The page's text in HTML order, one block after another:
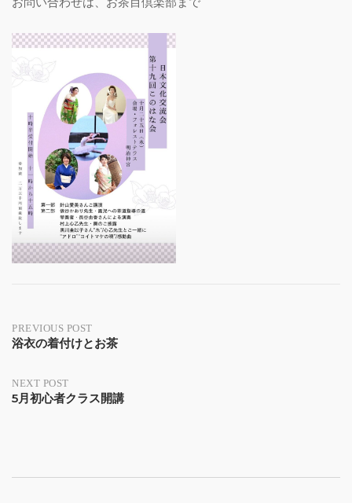
Post
PREVIOUS POST
浴衣の着付けとお茶
NEXT POST
5月初心者クラス開講